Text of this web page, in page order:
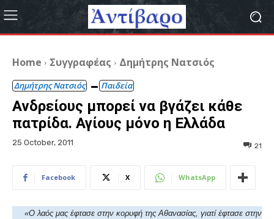
Home Συγγραφέας Δημήτρης Νατσιός
Δημήτρης Νατσιός Παιδεία
Ανδρείους μπορεί να βγάζει κάθε
πατρίδα. Αγίους μόνο η Ελλάδα
25 October, 2011 21
Facebook X WhatsApp
«Ο λαός μας έφτασε στην κορυφή της Αθανασίας, γιατί έφτασε στην